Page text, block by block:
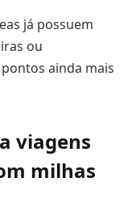
já possuem
ou
ainda mais
viagens
milhas